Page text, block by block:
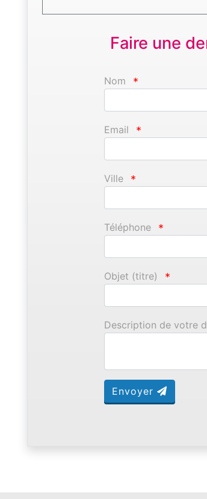
Faire une
Nom *
Email *
Ville *
Téléphone *
Objet (titre) *
Description de votre
Envoyer